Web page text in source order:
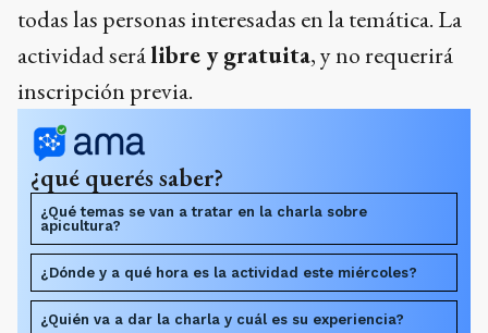
todas las personas interesadas en la temática. La
actividad serálibre y gratuita, y no requerirá
inscripción previa.
¿qué querés saber?
¿Qué temas se van a tratar en la charla sobre
apicultura?
¿Dónde y a qué hora es la actividad este miércoles?
¿Quién va a dar la charla y cuál es su experiencia?